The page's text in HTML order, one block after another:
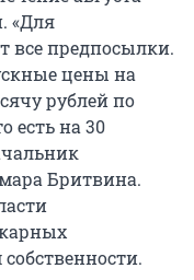
«Для
все предпосылки.
цены на
рублей по
есть на 30
Бритвина.